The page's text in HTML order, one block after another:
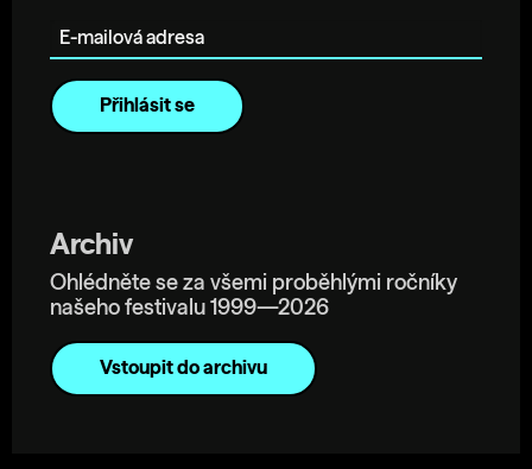
Archiv
Ohlédněte se za všemi proběhlými ročníky
našeho festivalu 1999—2026
Vstoupit do archivu